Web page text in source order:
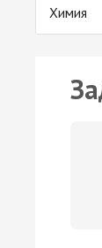
Химия